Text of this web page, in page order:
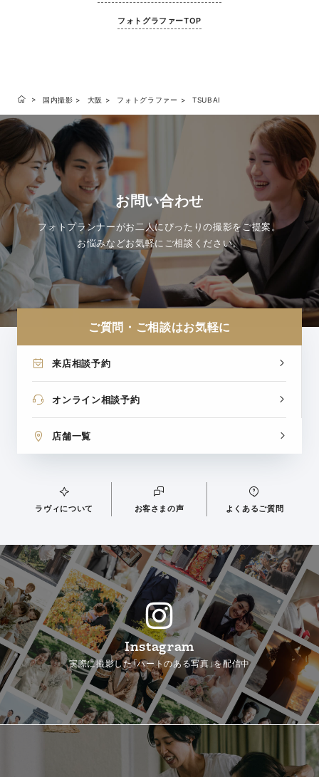
フォトグラファーTOP
国内撮影 大阪 フォトグラファー TSUBAI
お問い合わせ
フォトプランナーがお二人にぴったりの撮影をご提案。
お悩みなどお気軽にご相談ください。
ご質問・ご相談はお気軽に
来店相談予約
オンライン相談予約
店舗一覧
ラヴィについて お客さまの声 よくあるご質問
Instagram
実際に撮影した「ハートのある写真」を配信中